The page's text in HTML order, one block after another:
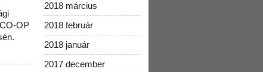
OP
2018 március
2018 február
2018 január
2017 december